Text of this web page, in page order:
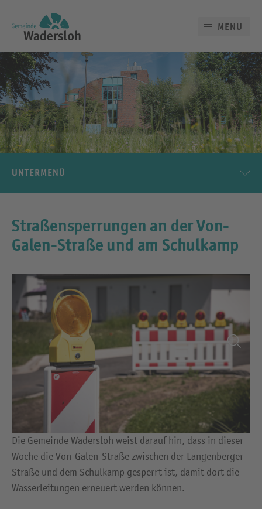
MENU
UNTERMENÜ
Straßensperrungen an der Von-
Galen-Straße und am Schulkamp
Die Gemeinde Wadersloh weist darauf hin, dass in dieser
Woche die Von-Galen-Straße zwischen der Langenberger
Straße und dem Schulkamp gesperrt ist, damit dort die
Wasserleitungen erneuert werden können.